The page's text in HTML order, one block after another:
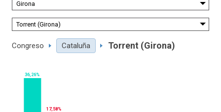
Congreso Cataluña Torrent (Girona)
36,26%
17,58%